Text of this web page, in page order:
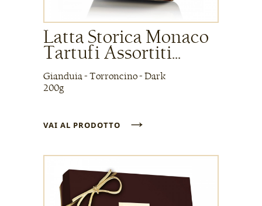
Latta Storica Monaco
Tartufi Assortiti...
Gianduia - Torroncino - Dark
200g
VAI AL PRODOTTO →